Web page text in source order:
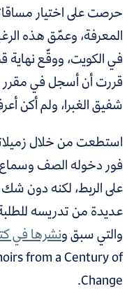
حرصت على اختيار
المعرفة، وعمّق هذه
في الكويت، ووقّع نهاية
قررت أن أسجل في مقرر
شفيق الغبرا، ولم أكن
استطعت من خلال
فور دخوله الصف وسماع
على الربط، لكنه دون
عديدة من تدريسه
والتي سبق ونشرها في
from a Century of
Change.